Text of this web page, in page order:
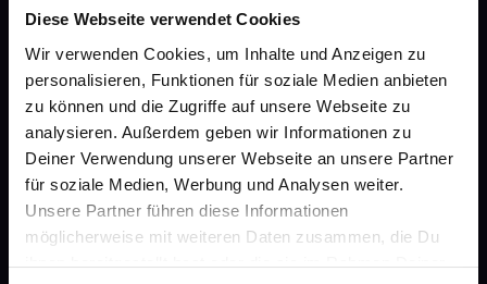
Diese Webseite verwendet Cookies
Wir verwenden Cookies, um Inhalte und Anzeigen zu
personalisieren, Funktionen für soziale Medien anbieten
zu können und die Zugriffe auf unsere Webseite zu
analysieren. Außerdem geben wir Informationen zu
Deiner Verwendung unserer Webseite an unsere Partner
für soziale Medien, Werbung und Analysen weiter.
Unsere Partner führen diese Informationen
möglicherweise mit weiteren Daten zusammen, die Du
ihnen bereitgestellt hast oder die sie im Rahmen Deiner
Sanitätshäuser
AGB
Impressum